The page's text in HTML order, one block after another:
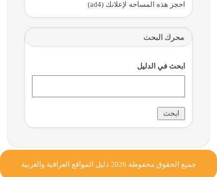
احجز هذه المساحه لإعلانك (ad4)
محرك البحث
ابحث في الدليل
جميع الحقوق محفوظة 2026 دليل المواقع العراقية والعربية